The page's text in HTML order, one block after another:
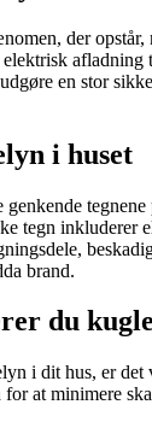
der opstår,
afladning
en stor
i huset
tegn inkluderer
brand.
du
i dit hus, er det
at minimere